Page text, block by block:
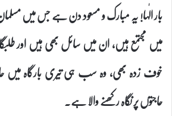
بار الٰہا! یہ مبارک و مسعود دن ہے جس میں
میں مجتمع ہیں، ان میں سائل بھی ہیں اور
خوف زدہ بھی، وہ سب ہی تیری بارگاہ میں
حاجتوں پر نگاہ رکھنے والا ہے۔